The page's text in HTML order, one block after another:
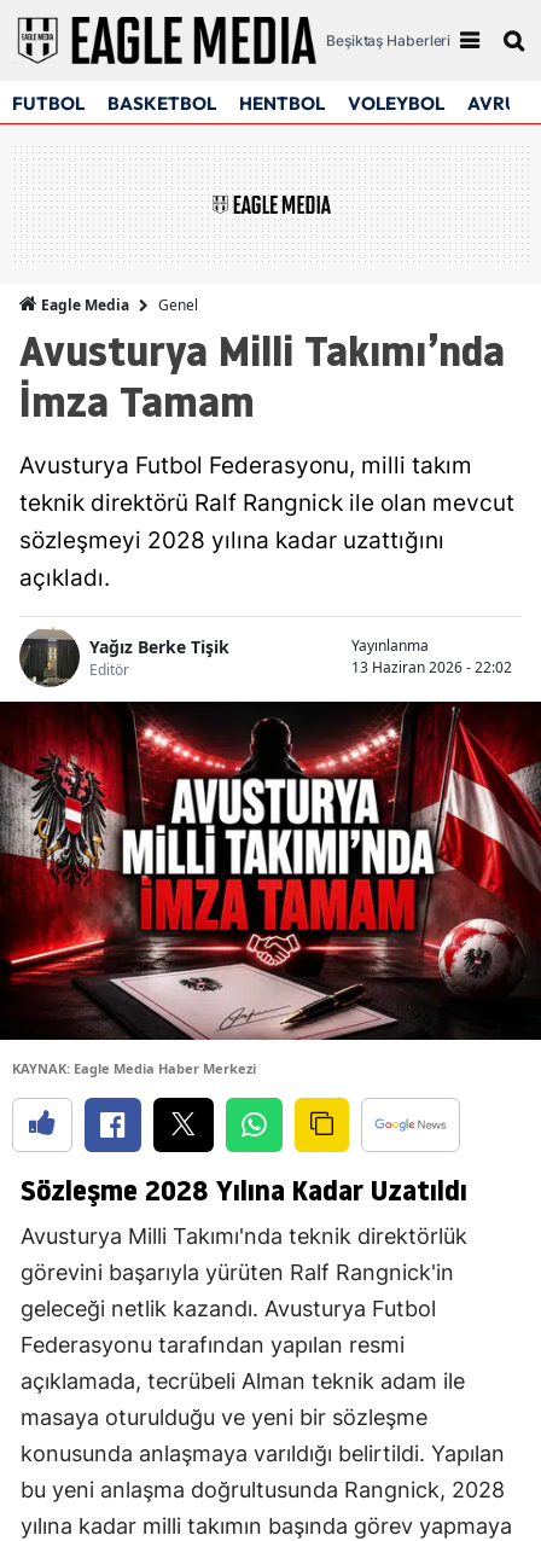
Beşiktaş Haberleri
FUTBOL BASKETBOL HENTBOL VOLEYBOL
Eagle Media Genel
Avusturya Milli Takımı’nda
İmza Tamam
Avusturya Futbol Federasyonu, milli takım
teknik direktörü Ralf Rangnick ile olan mevcut
sözleşmeyi 2028 yılına kadar uzattığını
açıkladı.
Yağız Berke Tişik
Editör
Yayınlanma
13 Haziran 2026 - 22:02
KAYNAK: Eagle Media Haber Merkezi
Sözleşme 2028 Yılına Kadar Uzatıldı
Avusturya Milli Takımı'nda teknik direktörlük
görevini başarıyla yürüten Ralf Rangnick'in
geleceği netlik kazandı. Avusturya Futbol
Federasyonu tarafından yapılan resmi
açıklamada, tecrübeli Alman teknik adam ile
masaya oturulduğu ve yeni bir sözleşme
konusunda anlaşmaya varıldığı belirtildi. Yapılan
bu yeni anlaşma doğrultusunda Rangnick, 2028
yılına kadar milli takımın başında görev yapmaya